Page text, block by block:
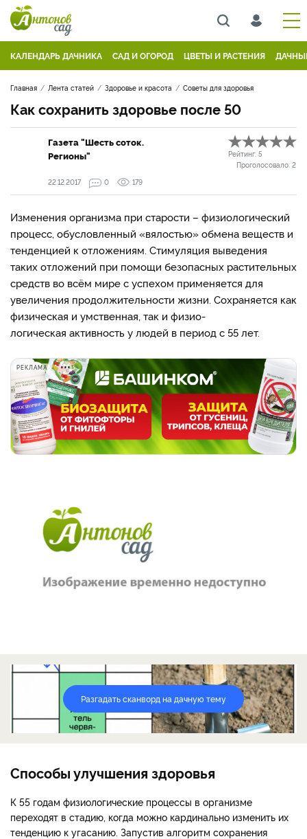
КАЛЕНДАРЬ ДАЧНИКА САД И ОГОРОД ЦВЕТЫ И РАСТЕНИЯ
Главная Лента статей Здоровье и красота Советы для здоровья
Как сохранить здоровье после 50
Газета "Шесть соток.
Регионы"
Рейтинг: 5
Проголосовало: 2
22.12.2017
0 179
Изменения организма при старости – физиологический
процесс, обусловленный «вялостью» обмена веществ и
тенденцией к отложениям. Стимуляция выведения
таких отложений при помощи безопасных растительных
средств во всём мире с успехом применяется для
увеличения продолжительности жизни. Сохраняется как
физическая и умственная, так и физио-
логическая активность у людей в период с 55 лет.
РЕКЛАМА
Разгадать сканворд на дачную тему
Способы улучшения здоровья
К 55 годам физиологические процессы в организме
переходят в стадию, когда можно кардинально изменить их
тенденцию к угасанию. Запустив алгоритм сохранения